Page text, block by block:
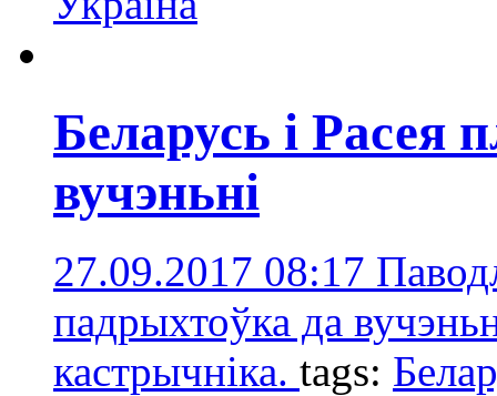
Беларусь і Расея
вучэньні
27.09.2017 08:17
падрыхтоўка да
кастрычніка. tags: